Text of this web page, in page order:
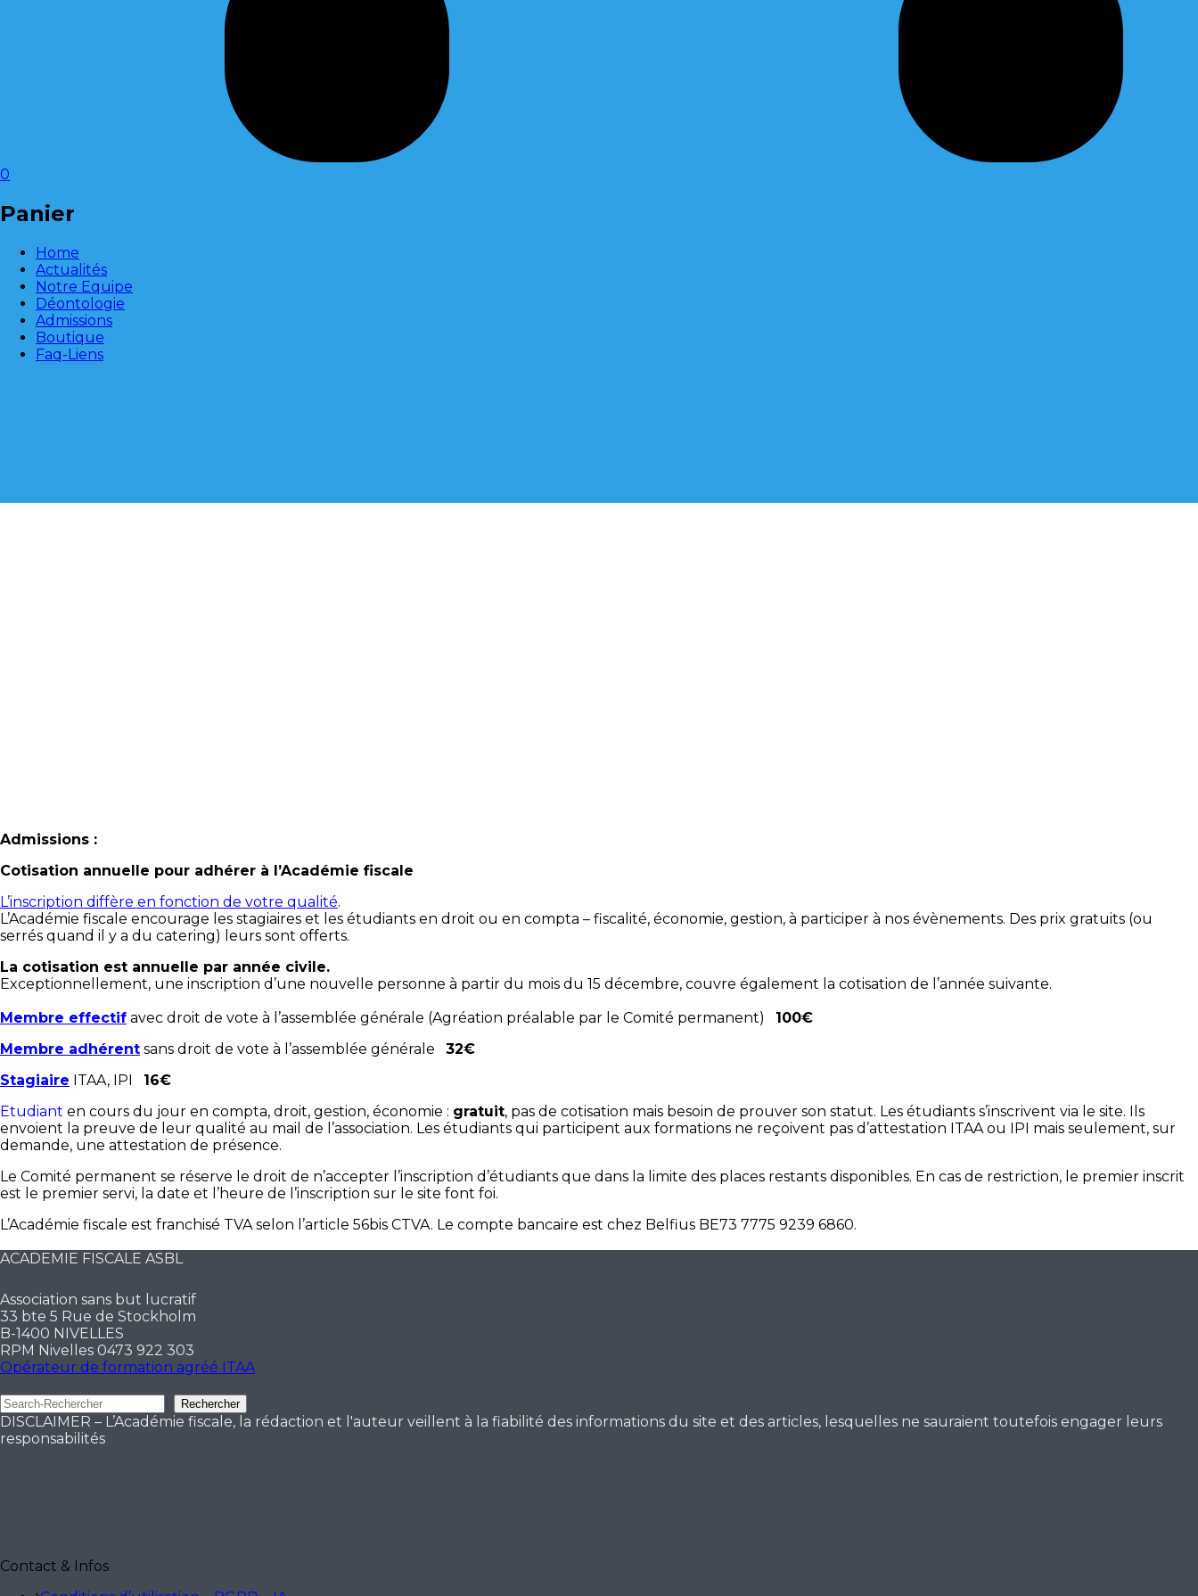
0
Panier
Home
Actualités
Notre Equipe
Déontologie
Admissions
Boutique
Faq-Liens
Admissions :
Cotisation annuelle pour adhérer à l’Académie fiscale
L’inscription diffère en fonction de votre qualité.
L’Académie fiscale encourage les stagiaires et les étudiants en droit ou en compta – fiscalité, économie, gestion, à participer à nos évènements. Des prix gratuits (ou
serrés quand il y a du catering) leurs sont offerts.
La cotisation est annuelle par année civile.
Exceptionnellement, une inscription d’une nouvelle personne à partir du mois du 15 décembre, couvre également la cotisation de l’année suivante.
Membre effectif avec droit de vote à l’assemblée générale (Agréation préalable par le Comité permanent) 100€
Membre adhérent sans droit de vote à l’assemblée générale 32€
Stagiaire ITAA, IPI 16€
Etudiant en cours du jour en compta, droit, gestion, économie : gratuit, pas de cotisation mais besoin de prouver son statut. Les étudiants s’inscrivent via le site. Ils
envoient la preuve de leur qualité au mail de l’association. Les étudiants qui participent aux formations ne reçoivent pas d’attestation ITAA ou IPI mais seulement, sur
demande, une attestation de présence.
Le Comité permanent se réserve le droit de n’accepter l’inscription d’étudiants que dans la limite des places restants disponibles. En cas de restriction, le premier inscrit
est le premier servi, la date et l’heure de l’inscription sur le site font foi.
L’Académie fiscale est franchisé TVA selon l’article 56bis CTVA. Le compte bancaire est chez Belfius BE73 7775 9239 6860.
ACADEMIE FISCALE ASBL
Association sans but lucratif
33 bte 5 Rue de Stockholm
B-1400 NIVELLES
RPM Nivelles 0473 922 303
Opérateur de formation agréé ITAA
Rechercher Rechercher
DISCLAIMER – L’Académie fiscale, la rédaction et l'auteur veillent à la fiabilité des informations du site et des articles, lesquelles ne sauraient toutefois engager leurs
responsabilités
Contact & Infos